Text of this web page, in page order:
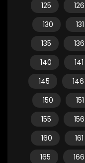
125
126
130
131
135
136
140
141
145
146
150
151
155
156
160
161
165
166